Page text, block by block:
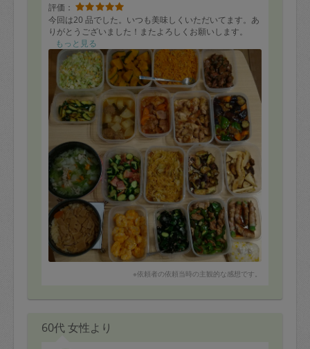
評価：
今回は20 品でした。いつも美味しくいただいてます。あ
りがとうございました！またよろしくお願いします。
もっと見る
※依頼者の依頼当時の主観的な感想です。
60代 女性より